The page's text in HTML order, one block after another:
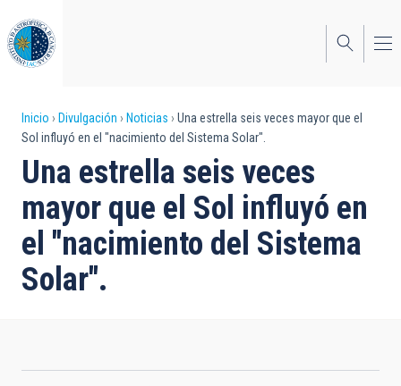
al
contenido
principal
Sobrescribir
enlaces
de
ayuda
a
la
Inicio Divulgación Noticias
Una estrella seis veces mayor que el
Sol influyó en el "nacimiento del Sistema Solar".
Una estrella seis veces
mayor que el Sol influyó en
el "nacimiento del Sistema
Solar".